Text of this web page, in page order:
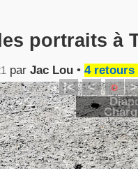
portraits à
par Jac Lou • 4 retours
|<
< o >